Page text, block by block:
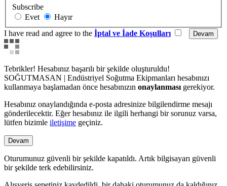
Subscribe
Evet
Hayır
I have read and agree to the İptal ve İade Koşulları
Tebrikler! Hesabınız başarılı bir şekilde oluşturuldu!
SOĞUTMASAN | Endüstriyel Soğutma Ekipmanları hesabınızı
kullanmaya başlamadan önce hesabınızın onaylanması gerekiyor.
Hesabınız onaylandığında e-posta adresinize bilgilendirme mesajı
gönderilecektir. Eğer hesabınız ile ilgili herhangi bir sorunuz varsa,
lütfen bizimle iletişime geçiniz.
Devam
Oturumunuz güvenli bir şekilde kapatıldı. Artık bilgisayarı güvenli
bir şekilde terk edebilirsiniz.